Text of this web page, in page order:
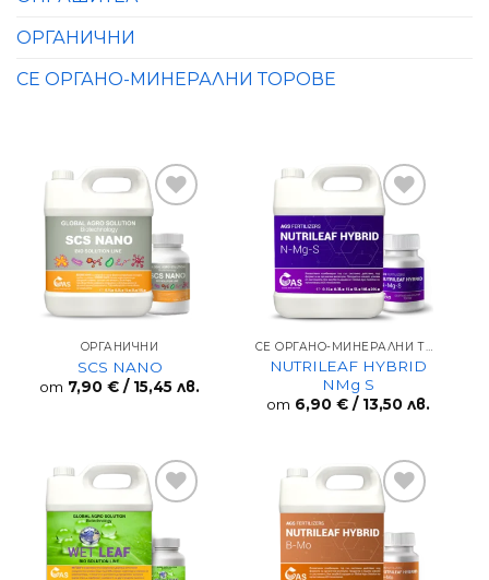
ОРГАНИЧНИ
СЕ ОРГАНО-МИНЕРАЛНИ ТОРОВЕ
wishlist
ОРГАНИЧНИ
SCS NANO
от 7,90 € / 15,45 лв.
Add to
wishlist
СЕ ОРГАНО-МИНЕРАЛНИ ТОРОВЕ
NUTRILEAF HYBRID
NMg S
от 6,90 €/ 13,50 лв.
Add to
wishlist
Add to
wishlist